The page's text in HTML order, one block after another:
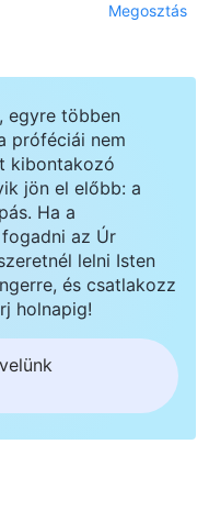
Megosztás
egyre többen
próféciái nem
kibontakozó
jön el előbb: a
Ha a
az Úr
lelni Isten
és csatlakozz
holnapig!